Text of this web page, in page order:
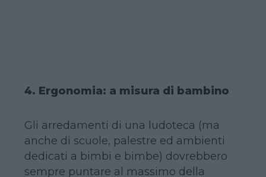
4. Ergonomia: a misura di bambino
Gli arredamenti di una ludoteca (ma
anche di scuole, palestre ed ambienti
dedicati a bimbi e bimbe) dovrebbero
sempre puntare al massimo della